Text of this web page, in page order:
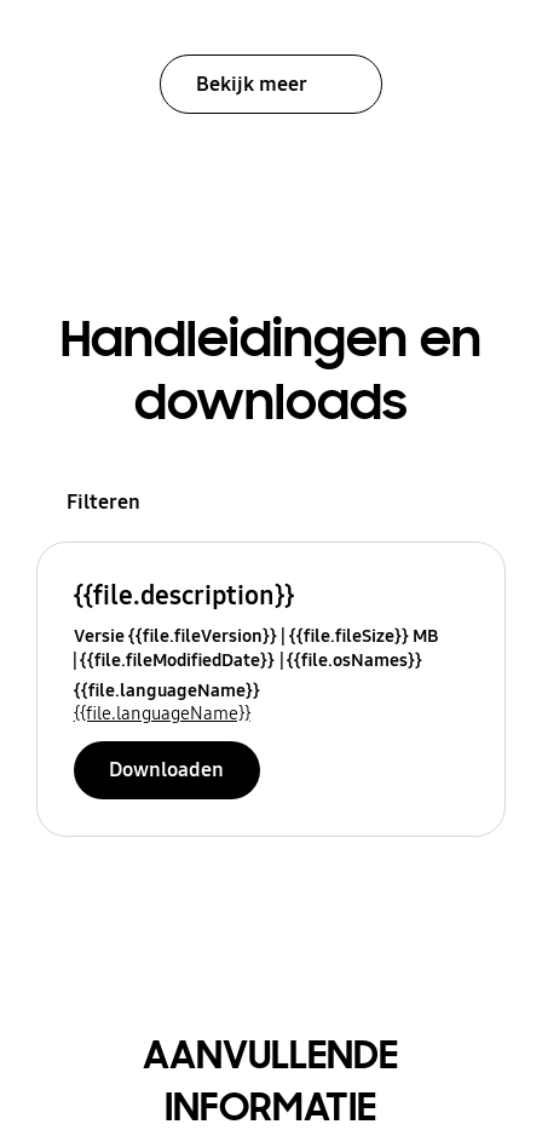
Bekijk meer
Handleidingen en
downloads
Filteren
{{file.description}}
Versie {{file.fileVersion}} {{file.fileSize}} MB
{{file.fileModifiedDate}} {{file.osNames}}
{{file.languageName}}
{{file.languageName}}
Downloaden
AANVULLENDE
INFORMATIE